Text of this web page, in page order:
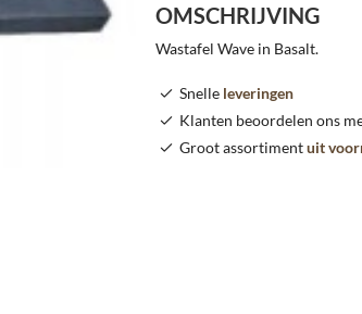
OMSCHRIJVING
Wastafel Wave in Basalt.
Snelle leveringen
Klanten beoordelen ons
Groot assortimentuit